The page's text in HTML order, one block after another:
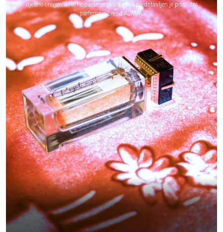
ujedno i najveća niche parfimerija u Evropi predstavljen je prestižni
parfemski brend AJMAL